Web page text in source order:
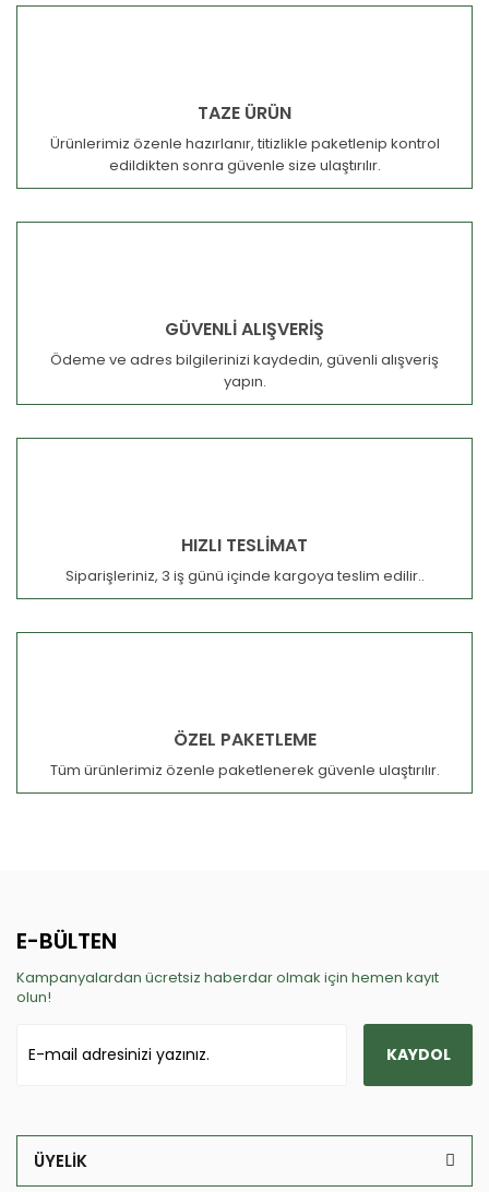
TAZE ÜRÜN
Ürünlerimiz özenle hazırlanır, titizlikle paketlenip kontrol
edildikten sonra güvenle size ulaştırılır.
GÜVENLİ ALIŞVERİŞ
Ödeme ve adres bilgilerinizi kaydedin, güvenli alışveriş
yapın.
HIZLI TESLİMAT
Siparişleriniz, 3 iş günü içinde kargoya teslim edilir..
ÖZEL PAKETLEME
Tüm ürünlerimiz özenle paketlenerek güvenle ulaştırılır.
E-BÜLTEN
Kampanyalardan ücretsiz haberdar olmak için hemen kayıt
olun!
KAYDOL
ÜYELİK